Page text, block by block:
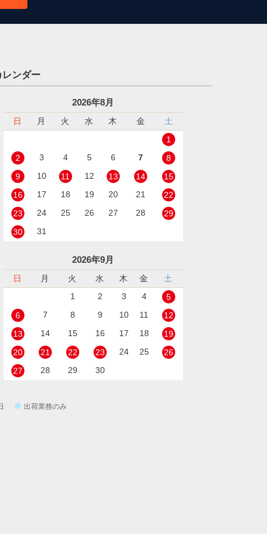
レンダー
2026年8月
日 月 火 水 木 金
土
1
2
3 4 5 6 7
8
9
10 11 12 13 14
15
16
17 18 19 20 21
22
23
24 25 26 27 28
29
30
31
2026年9月
日 月 火 水 木 金
土
1
2 3 4
5
6
7 8 9 10 11
12
13
14 15 16 17 18
19
20
21 22 23 24 25
26
27
28 29 30
出荷業務のみ